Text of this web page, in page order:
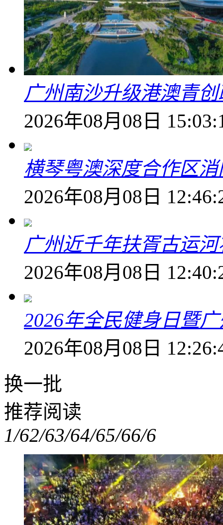
广州南沙升级港澳青
2026年08月08日
横琴粤澳深度合作区
2026年08月08日
广州近千年扶胥古运
2026年08月08日
2026年全民健身日暨
2026年08月08日
换一批
推荐阅读
1/62/63/64/65/66/6